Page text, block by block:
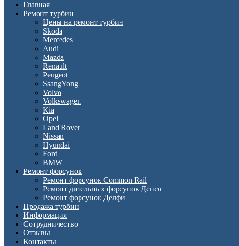
Главная
Ремонт турбин
Цены на ремонт турбин
Skoda
Mercedes
Audi
Mazda
Renault
Peugeot
SsangYong
Volvo
Volkswagen
Kia
Opel
Land Rover
Nissan
Hyundai
Ford
BMW
Ремонт форсунок
Ремонт форсунок Common Rail
Ремонт дизельных форсунок Денсо
Ремонт форсунок Делфи
Продажа турбин
Информация
Сотрудничество
Отзывы
Контакты